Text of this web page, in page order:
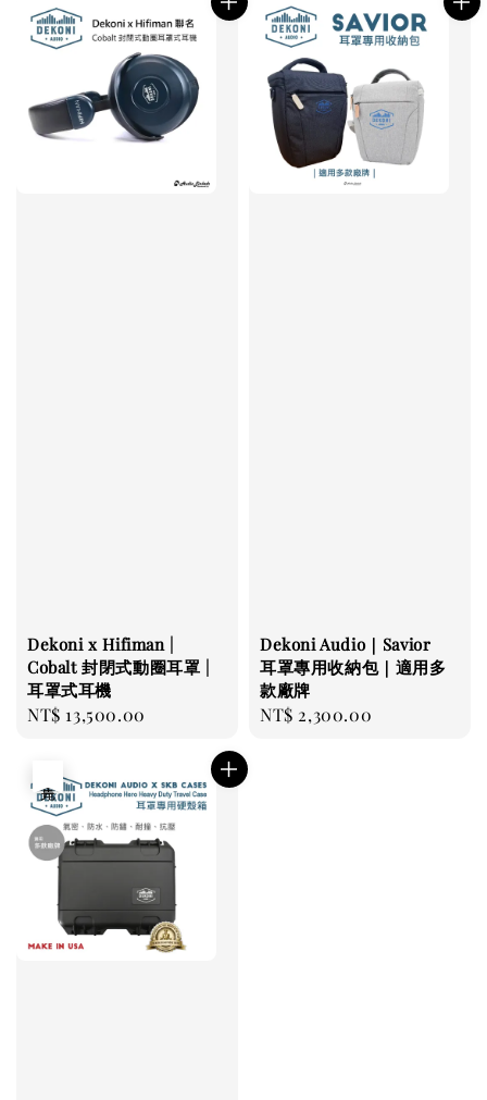
Dekoni x Hifiman |
Cobalt 封閉式動圈耳罩 |
耳罩式耳機
Regular
NT$ 13,500.00
Dekoni Audio｜Savior
耳罩專用收納包｜適用多
款廠牌
Regular
NT$ 2,300.00